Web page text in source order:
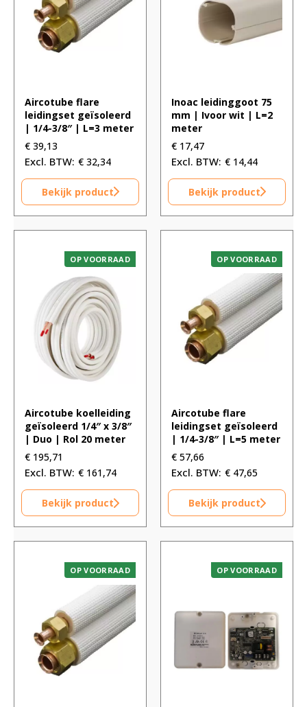
Aircotube flare
leidingset geïsoleerd
| 1/4-3/8″ | L=3 meter
€ 39,13
€ 32,34
Bekijk product
Inoac leidinggoot 75
mm | Ivoor wit | L=2
meter
€ 17,47
€ 14,44
Bekijk product
OP VOORRAAD
Aircotube koelleiding
geïsoleerd 1/4″ x 3/8″
| Duo | Rol 20 meter
€ 195,71
€ 161,74
Bekijk product
OP VOORRAAD
Aircotube flare
leidingset geïsoleerd
| 1/4-3/8″ | L=5 meter
€ 57,66
€ 47,65
Bekijk product
OP VOORRAAD OP VOORRAAD